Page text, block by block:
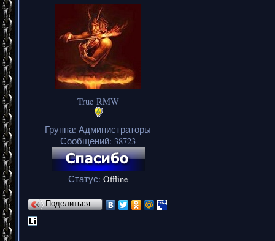
True RMW
Группа: Администраторы
Сообщений: 38723
Статус: Offline
Поделиться…